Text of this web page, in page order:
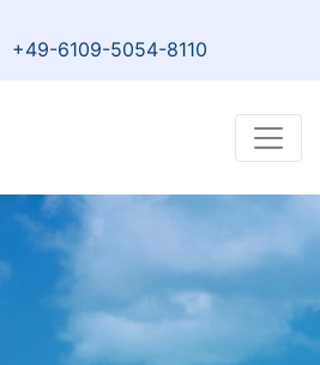
+49-6109-5054-8110